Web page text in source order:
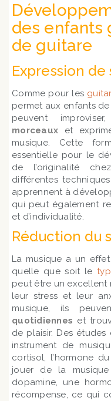
des enfants
de guitare
Expression
Comme pour les
permet aux enfants de
peuvent
morceaux et
musique. Cette
essentielle pour le
de l’originalité
différentes
apprennent à
qui peut également
et d’individualité.
Réduction du
La musique a un
quelle que soit le
peut être un excellent
leur stress et leur
musique, ils
quotidiennes et
de plaisir. Des
instrument de
cortisol, l’hormone
jouer de la
dopamine, une
récompense, ce qui